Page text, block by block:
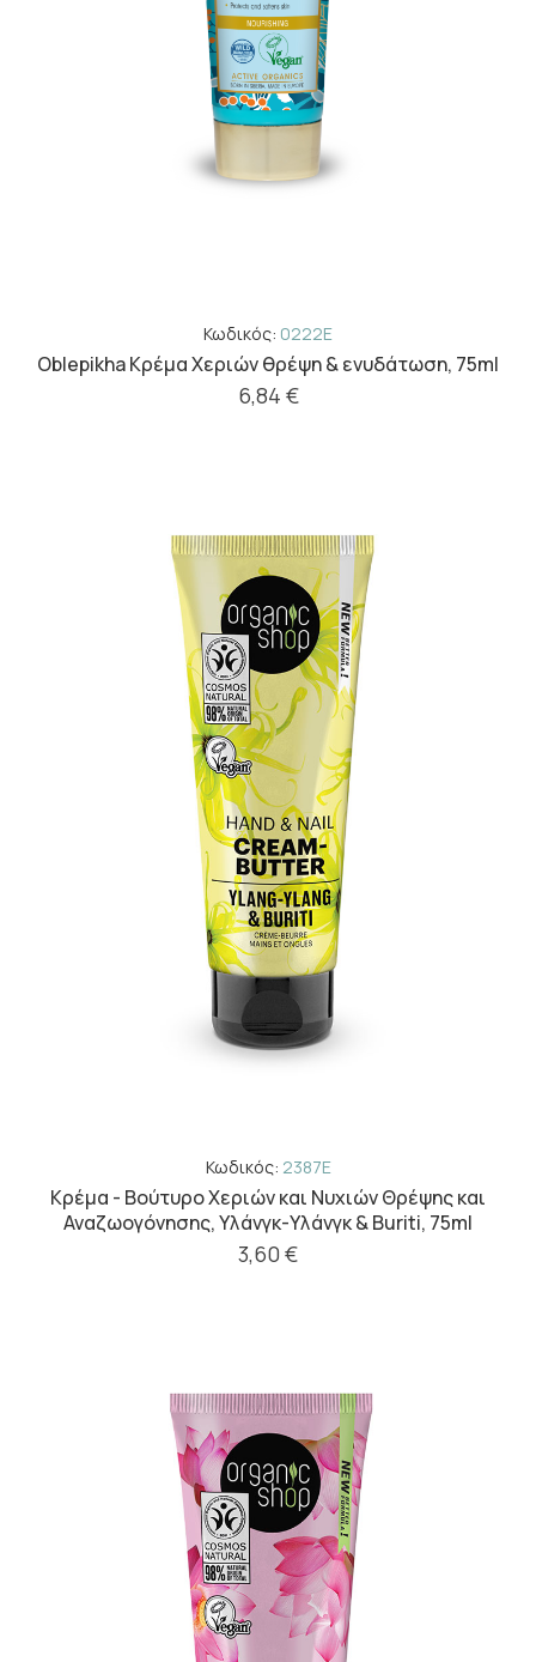
Κωδικός: 0222E
Oblepikha Κρέμα Χεριών θρέψη & ενυδάτωση, 75ml
6,84 €
Κωδικός: 2387E
Κρέμα - Βούτυρο Χεριών και Νυχιών Θρέψης και
Αναζωογόνησης, Υλάνγκ-Υλάνγκ & Buriti, 75ml
3,60 €